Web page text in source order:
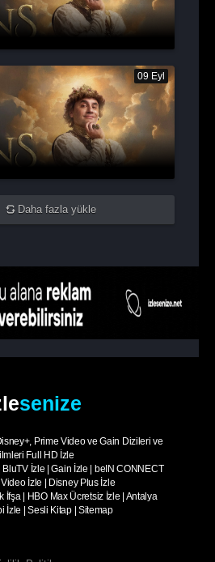
09 Eyl
Daha fazla yükle
senize
Prime Video ve Gain Dizileri ve
Full HD İzle
BluTV İzle |Gain İzle | beIN CONNECT
İzle | Disney Plus İzle
İfşa | HBO Max Ücretsiz İzle | Antalya
İzle |Sesli Kitap| Sitemap